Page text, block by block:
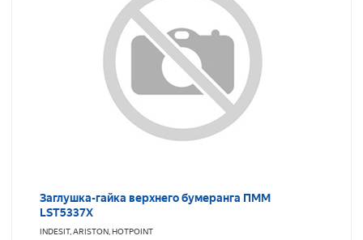
Заглушка-гайка верхнего бумеранга ПММ
LST5337X
INDESIT, ARISTON, HOTPOINT